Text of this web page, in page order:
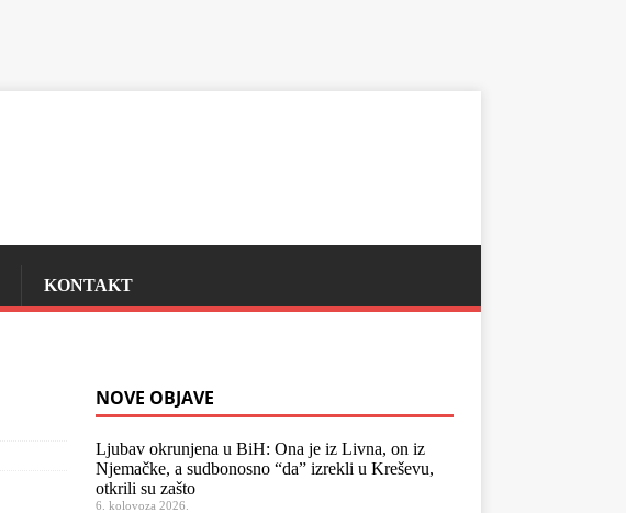
KONTAKT
NOVE OBJAVE
Ljubav okrunjena u BiH: Ona je iz Livna, on iz
Njemačke, a sudbonosno “da” izrekli u Kreševu,
otkrili su zašto
6. kolovoza 2026.